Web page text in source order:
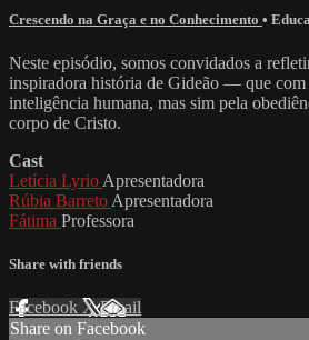
Crescendo na Graça e no Conhecimento •
Neste episódio, somos convidados a
inspiradora história de Gideão — que com
inteligência humana, mas sim pela
corpo de Cristo.
Cast
Letícia Lyrio Apresentadora
Rúbia Barreto Apresentadora
Fátima Professora
Share with friends
Facebook XEmail
Share on Facebook